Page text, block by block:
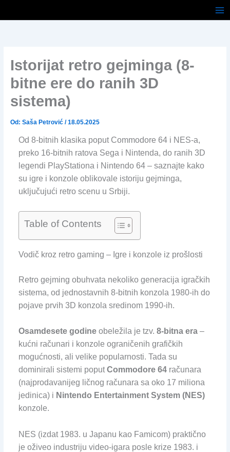
Istorijat retro gejminga (8-
bitne ere do ranih 3D
sistema)
Od: Saša Petrović /18.05.2025
Od 8-bitnih klasika poput Commodore 64 i NES-a,
preko 16-bitnih ratova Sega i Nintenda, do ranih 3D
legendi PlayStationa i Nintendo 64 – saznajte kako
su igre i konzole oblikovale istoriju gejminga,
uključujući retro scenu u Srbiji.
Table of Contents
Vodič kroz retro gaming – Igre i konzole iz prošlosti
Retro gejming obuhvata nekoliko generacija igračkih
sistema, od jednostavnih 8-bitnih konzola 1980-ih do
pojave prvih 3D konzola sredinom 1990-ih.
Osamdesete godineobeležila je tzv. 8-bitna era–
kućni računari i konzole ograničenih grafičkih
mogućnosti, ali velike popularnosti. Tada su
dominirali sistemi poputCommodore 64računara
(najprodavanijeg ličnog računara sa oko 17 miliona
jedinica) i Nintendo Entertainment System (NES)
konzole.
NES (izdat 1983. u Japanu kao Famicom) praktično
je oživeo industriju video-igara posle krize 1983. i